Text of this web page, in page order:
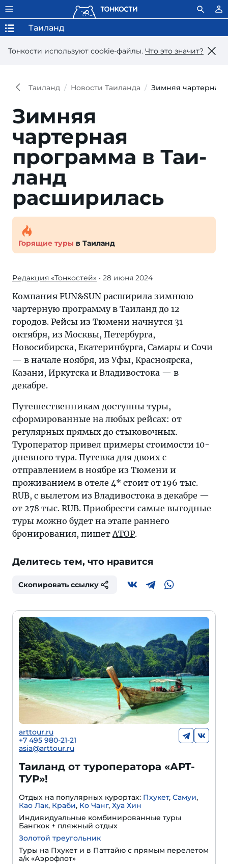
Тонкости используют сookie-файлы. Что это значит?
Таиланд
Таиланд Новости Таиланда Зимняя чартерная
Зимняя
чартерная
програм­ма в Таи­
ланд
расширилась
Горящие туры в Таиланд
Редакция «Тонкостей» • 28 июня 2024
Компания FUN&SUN расширила зимнюю
чартерную программу в Таиланд до 12
городов. Рейсы из Тюмени начнутся 31
октября, из Москвы, Петербурга,
Новосибирска, Екатеринбурга, Самары и Сочи
— в начале ноября, из Уфы, Красноярска,
Казани, Иркутска и Владивостока — в
декабре.
Путешественникам доступны туры,
сформированные на любых рейсах: от
регулярных прямых до стыковочных.
Туроператор привел примеры стоимости 10-
дневного тура. Путевка для двоих с
отправлением в ноябре из Тюмени и
проживанием в отеле 4* стоит от 196 тыс.
RUB, с вылетом из Владивостока в декабре —
от 278 тыс. RUB. Приобрести самые выгодные
туры можно будет на этапе раннего
бронирования, пишетАТОР.
Делитесь тем, что нравится
Скопировать ссылку
arttour.ru
+7 495 980-21-21
asia@arttour.ru
Таиланд от туроператора «АРТ-
ТУР»!
Отдых на популярных курортах: Пхукет, Самуи,
Као Лак, Краби, Ко Чанг, Хуа Хин
Индивидуальные комбинированные туры
Бангкок + пляжный отдых
Золотой треугольник
Туры на Пхукет и в Паттайю с прямым перелетом
а/к «Аэрофлот»